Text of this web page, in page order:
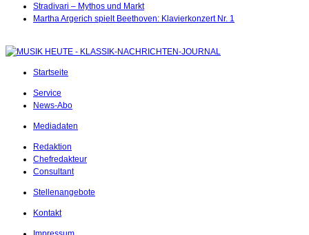
Stradivari – Mythos und Markt
Martha Argerich spielt Beethoven: Klavierkonzert Nr. 1
Startseite
Service
News-Abo
Mediadaten
Redaktion
Chefredakteur
Consultant
Stellenangebote
Kontakt